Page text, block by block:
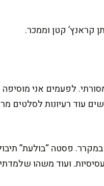
קראנץ’ קטן וממכר.
לפעמים אני מוסיפה
עוד רעיונות לסלטים
פסטה “בולעת”
והעסיסיות. ועוד משהו